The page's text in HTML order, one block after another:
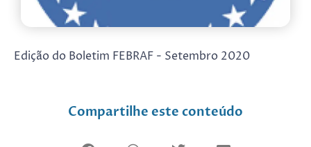
Edição do Boletim FEBRAF - Setembro 2020
Compartilhe este conteúdo